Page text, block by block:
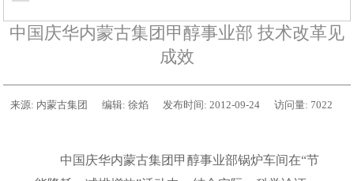
中国庆华内蒙古集团甲醇事业部 技术改革见
成效
来源: 内蒙古集团 编辑: 徐焰 发布时间: 2012-09-24 访问量: 7022
中国庆华内蒙古集团甲醇事业部锅炉车间在“节